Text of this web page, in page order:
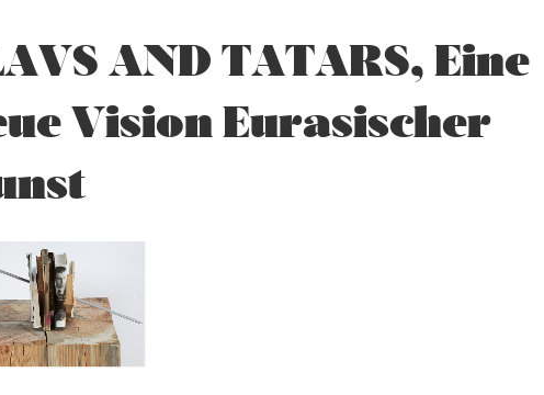
AND TATARS, Eine
Vision Eurasischer